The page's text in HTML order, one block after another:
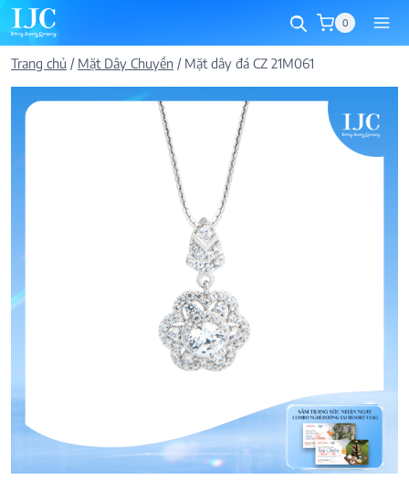
Skip
to
content
0
Trang chủ / Mặt Dây Chuyền / Mặt dây đá CZ 21M061